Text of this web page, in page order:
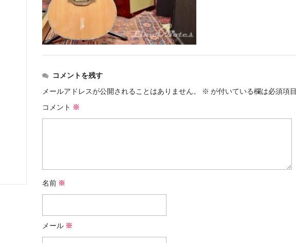
コメントを残す
メールアドレスが公開されることはありません。
※ が付いている欄は必須項
コメント ※
名前 ※
メール ※